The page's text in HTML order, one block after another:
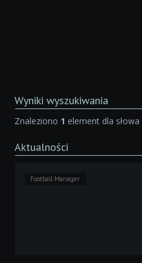
Wyniki wyszukiwania
Znaleziono 1 element dla
Aktualności
Football Manager